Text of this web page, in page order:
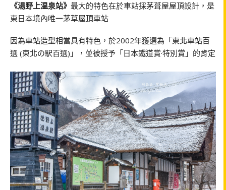
《湯野上温泉站》 最大的特色在於車站採茅葺屋屋頂設計，是
東日本境內唯一茅草屋頂車站
因為車站造型相當具有特色，於2002年獲選為「東北車站百
選 (東北の駅百選)」，並被授予「日本鐵道賞·特別賞」的肯定